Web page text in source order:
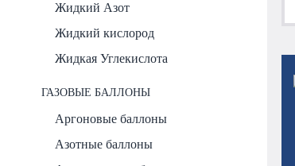
Жидкий Азот
Жидкий кислород
Жидкая Углекислота
ГАЗОВЫЕ БАЛЛОНЫ
Аргоновые баллоны
Азотные баллоны